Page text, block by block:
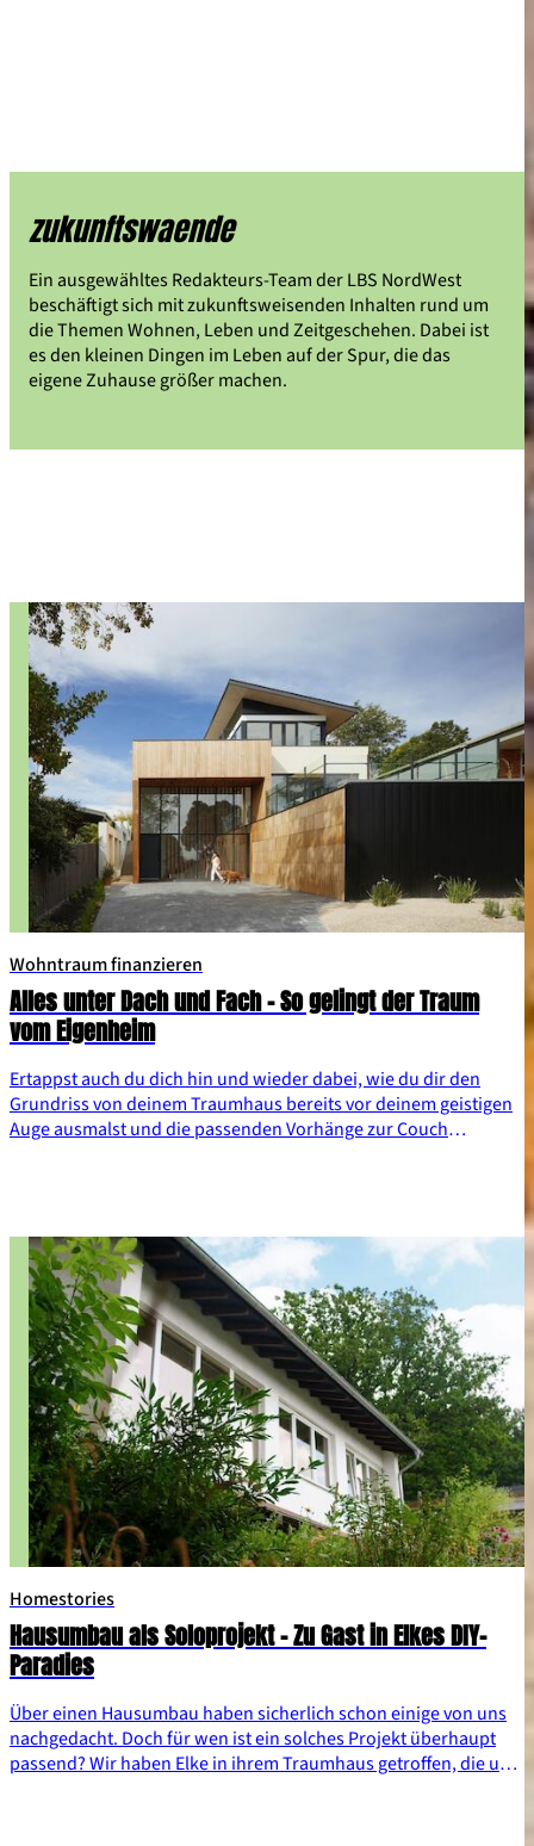
zukunftswaende
Ein ausgewähltes Redakteurs-Team der LBS NordWest
beschäftigt sich mit zukunftsweisenden Inhalten rund um
die Themen Wohnen, Leben und Zeitgeschehen. Dabei ist
es den kleinen Dingen im Leben auf der Spur, die das
eigene Zuhause größer machen.
Wohntraum finanzieren
Alles unter Dach und Fach – So gelingt der Traum
vom Eigenheim
Ertappst auch du dich hin und wieder dabei, wie du dir den
Grundriss von deinem Traumhaus bereits vor deinem geistigen
Auge ausmalst und die passenden Vorhänge zur Couch
Homestories
Hausumbau als Soloprojekt - Zu Gast in Elkes DIY-
Paradies
Über einen Hausumbau haben sicherlich schon einige von uns
nachgedacht. Doch für wen ist ein solches Projekt überhaupt
passend? Wir haben Elke in ihrem Traumhaus getroffen, die uns